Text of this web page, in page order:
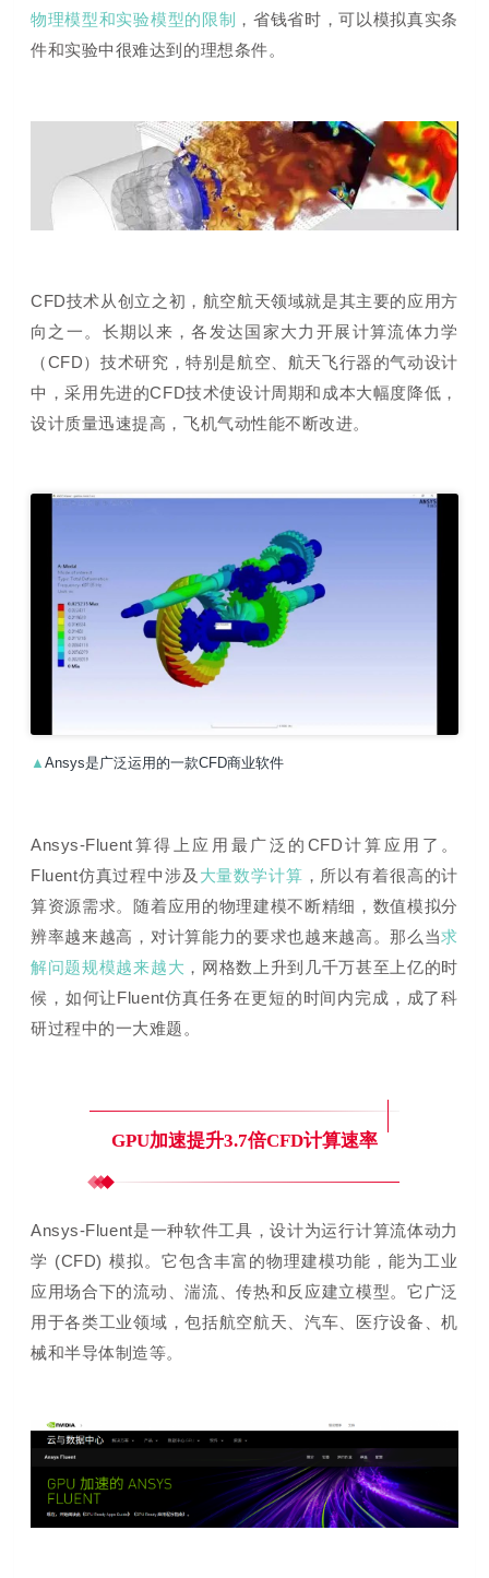
物理模型和实验模型的限制 ，省钱省时，可以模拟真实条
件和实验中很难达到的理想条件。
CFD技术从创立之初，航空航天领域就是其主要的应用方
向之一。 长期以来，各发达国家大力开展计算流体力学
（CFD）技术研究，特别是航空、航天飞行器的气动设计
中，采用先进的CFD技术使设计周期和成本大幅度降低，
设计质量迅速提高，飞机气动性能不断改进。
▲Ansys是广泛运用的一款CFD商业软件
Ansys-Fluent算得上应用最广泛的CFD计算应用了。
Fluent仿真过程中涉及 大量数学计算 ，所以有着很高的计
算资源需求。随着应用的物理建模不断精细，数值模拟分
辨率越来越高，对计算能力的要求也越来越高。那么当求
解问题规模越来越大 ，网格数上升到几千万甚至上亿的时
候，如何让Fluent仿真任务在更短的时间内完成，成了科
研过程中的一大难题。
GPU加速提升3.7倍CFD计算速率
Ansys-Fluent是一种软件工具，设计为运行计算流体动力
学 (CFD) 模拟。它包含丰富的物理建模功能，能为工业
应用场合下的流动、湍流、传热和反应建立模型。它广泛
用于各类工业领域，包括航空航天、汽车、医疗设备、机
械和半导体制造等。